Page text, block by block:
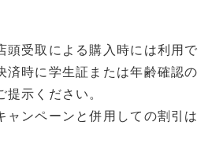
受取による購入時には利用で
済時に学生証または年齢確認の
示ください。
ンペーンと併用しての割引は